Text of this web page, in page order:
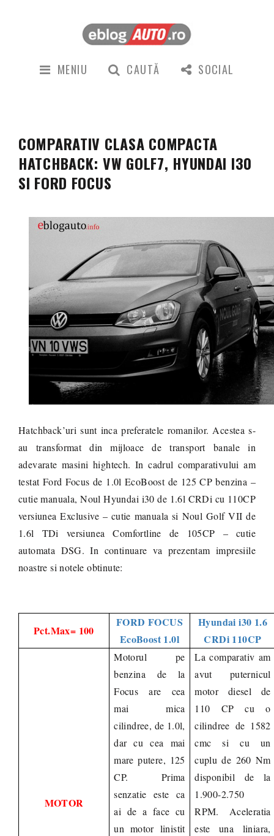
MENIU CAUTĂ SOCIAL
COMPARATIV CLASA COMPACTA
HATCHBACK: VW GOLF7, HYUNDAI I30
SI FORD FOCUS
Hatchback’uri sunt inca preferatele romanilor. Acestea s-
au transformat din mijloace de transport banale in
adevarate masini hightech. In cadrul comparativului am
testat Ford Focus de 1.0l EcoBoost de 125 CP benzina –
cutie manuala, Noul Hyundai i30 de 1.6l CRDi cu 110CP
versiunea Exclusive – cutie manuala si Noul Golf VII de
1.6l TDi versiunea Comfortline de 105CP – cutie
automata DSG. In continuare va prezentam impresiile
noastre si notele obtinute:
Pct.Max= 100
FORD FOCUS
EcoBoost 1.0l
Hyundai i30 1.6
CRDi 110CP
MOTOR
Motorul pe
benzina de la
Focus are cea
mai mica
cilindree, de 1.0l,
dar cu cea mai
mare putere, 125
CP. Prima
senzatie este ca
ai de a face cu
un motor linistit
La comparativ am
avut puternicul
motor diesel de
110 CP cu o
cilindree de 1582
cmc si cu un
cuplu de 260 Nm
disponibil de la
1.900-2.750
RPM. Aceleratia
este una liniara,